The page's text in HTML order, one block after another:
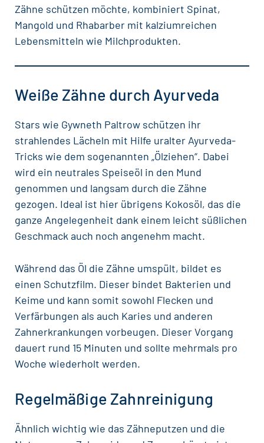
Zähne schützen möchte, kombiniert Spinat,
Mangold und Rhabarber mit kalziumreichen
Lebensmitteln wie Milchprodukten.
Weiße Zähne durch Ayurveda
Stars wie Gywneth Paltrow schützen ihr
strahlendes Lächeln mit Hilfe uralter Ayurveda-
Tricks wie dem sogenannten „Ölziehen“. Dabei
wird ein neutrales Speiseöl in den Mund
genommen und langsam durch die Zähne
gezogen. Ideal ist hier übrigens Kokosöl, das die
ganze Angelegenheit dank einem leicht süßlichen
Geschmack auch noch angenehm macht.
Während das Öl die Zähne umspült, bildet es
einen Schutzfilm. Dieser bindet Bakterien und
Keime und kann somit sowohl Flecken und
Verfärbungen als auch Karies und anderen
Zahnerkrankungen vorbeugen. Dieser Vorgang
dauert rund 15 Minuten und sollte mehrmals pro
Woche wiederholt werden.
Regelmäßige Zahnreinigung
Ähnlich wichtig wie das Zähneputzen und die